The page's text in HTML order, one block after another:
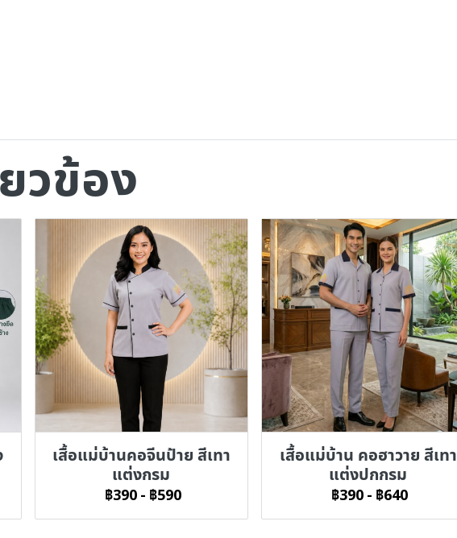
วข้อง
เสื้อแม่บ้านคอจีนป้าย สีเทา
แต่งกรม
฿390 - ฿590
เสื้อแม่บ้าน คอฮาวาย สีเทา
แต่งปกกรม
฿390 - ฿640